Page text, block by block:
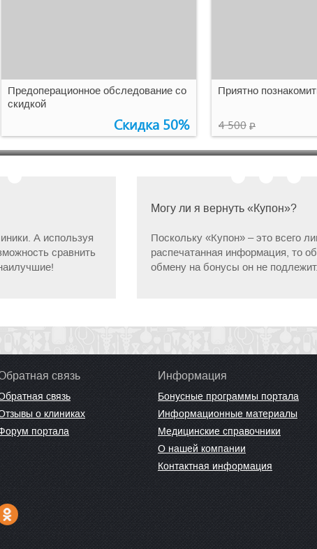
Бессрочно 0
0
Предоперационное обследование со
скидкой
Скидка 50%
Бессрочно
Приятно
4 500 ₽
А используя
сравнить
Могу ли я вернуть «Купон»?
Поскольку «Купон» – это всего
распечатанная информация, то
обмену на бонусы он не подлежит.
связь
связь
о клиниках
портала
Информация
Бонусные программы портала
Информационные материалы
Медицинские справочники
О нашей компании
Контактная информация